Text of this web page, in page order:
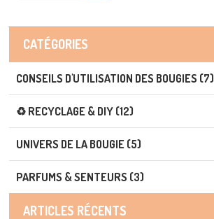
CATÉGORIES
CONSEILS D'UTILISATION DES BOUGIES (7)
♻️ RECYCLAGE & DIY (12)
UNIVERS DE LA BOUGIE (5)
PARFUMS & SENTEURS (3)
ARTICLES RÉCENTS